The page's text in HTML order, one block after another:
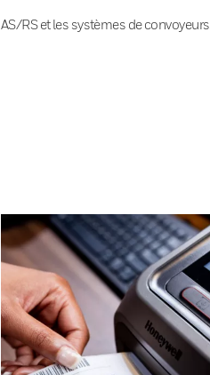
AS/RS et les systèmes de convoyeurs.